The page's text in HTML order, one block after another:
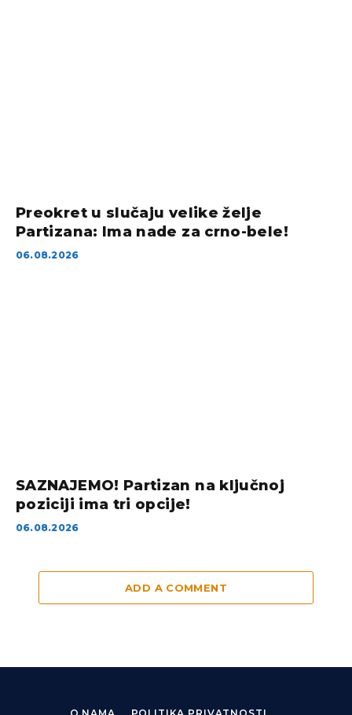
Preokret u slučaju velike želje
Partizana: Ima nade za crno-bele!
06.08.2026
SAZNAJEMO! Partizan na ključnoj
poziciji ima tri opcije!
06.08.2026
ADD A COMMENT